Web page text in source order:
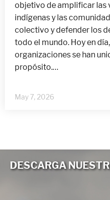
objetivo de amplificar las
indígenas y las
colectivo y defender los
todo el mundo. Hoy en
organizaciones se han
propósito.…
May 7, 2026
DESCARGA